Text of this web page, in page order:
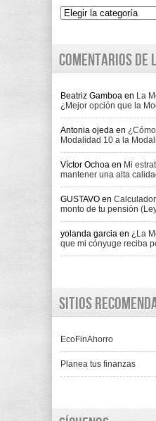
Indice
Comentarios de
Beatriz Gamboa en La
¿Mejor opción que la
Antonia ojeda en
Modalidad 10 a la
Víctor Ochoa en Mi
mantener una alta
GUSTAVO en
monto de tu pensión
yolanda garcia en ¿La
que mi cónyuge reciba
Sitios
EcoFinAhorro
Planea tus finanzas